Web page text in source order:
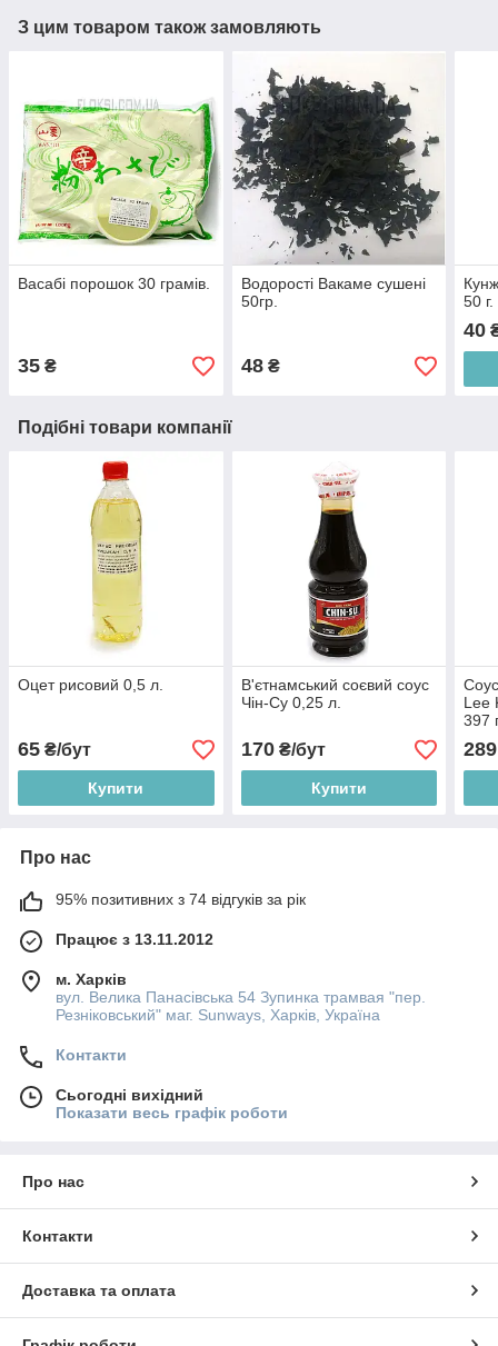
З цим товаром також замовляють
Васабі порошок 30 грамів.
35 ₴
Водорості Вакаме сушені
50гр.
48₴
50 г.
40
Подібні товари компанії
Оцет рисовий 0,5 л.
65 ₴/бут
Купити
В'єтнамський соєвий соус
Чін-Су 0,25 л.
170₴/бут
Купити
Lee
397
289
Про нас
95% позитивних з 74 відгуків за рік
Працює з 13.11.2012
м. Харків
вул. Велика Панасівська 54 Зупинка трамвая "пер.
Резніковський" маг. Sunways, Харків, Україна
Контакти
Сьогодні вихідний
Показати весь графік роботи
Про нас
Контакти
Доставка та оплата